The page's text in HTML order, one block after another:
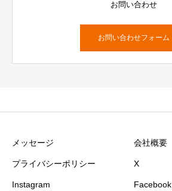
お問い合わせ
お問い合わせフォーム
メッセージ 会社概要
プライバシーポリシー X
Instagram Facebook